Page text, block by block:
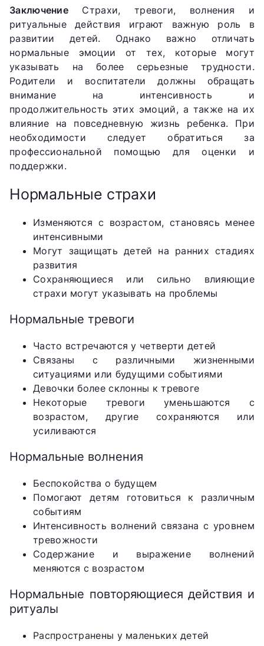
Заключение Страхи, тревоги, волнения и
ритуальные действия играют важную роль в
развитии детей. Однако важно отличать
нормальные эмоции от тех, которые могут
указывать на более серьезные трудности.
Родители и воспитатели должны обращать
внимание на интенсивность и
продолжительность этих эмоций, а также на их
влияние на повседневную жизнь ребенка. При
необходимости следует обратиться за
профессиональной помощью для оценки и
поддержки.
Нормальные страхи
Изменяются с возрастом, становясь менее
интенсивными
Могут защищать детей на ранних стадиях
развития
Сохраняющиеся или сильно влияющие
страхи могут указывать на проблемы
Нормальные тревоги
Часто встречаются у четверти детей
Связаны с различными жизненными
ситуациями или будущими событиями
Девочки более склонны к тревоге
Некоторые тревоги уменьшаются с
возрастом, другие сохраняются или
усиливаются
Нормальные волнения
Беспокойства о будущем
Помогают детям готовиться к различным
событиям
Интенсивность волнений связана с уровнем
тревожности
Содержание и выражение волнений
меняются с возрастом
Нормальные повторяющиеся действия и
ритуалы
Распространены у маленьких детей